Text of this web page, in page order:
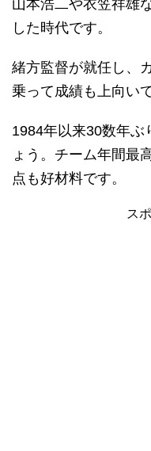
山本浩二や衣笠祥雄
した時代です。
緒方監督が就任し、
乗って成績も上向い
1984年以来30数年ぶ
ょう。チーム年間最
点も好材料です。
ス